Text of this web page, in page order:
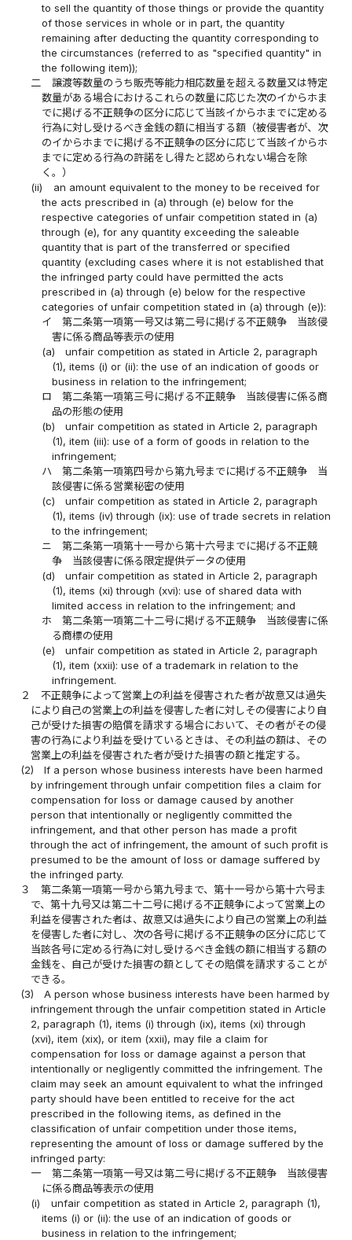
to sell the quantity of those things or provide the quantity
of those services in whole or in part, the quantity
remaining after deducting the quantity corresponding to
the circumstances (referred to as "specified quantity" in
the following item));
二
譲渡等数量のうち販売等能力相応数量を超える数量又は特定
数量がある場合におけるこれらの数量に応じた次のイからホま
でに掲げる不正競争の区分に応じて当該イからホまでに定める
行為に対し受けるべき金銭の額に相当する額（被侵害者が、次
のイからホまでに掲げる不正競争の区分に応じて当該イからホ
までに定める行為の許諾をし得たと認められない場合を除
く。）
(ii)
an amount equivalent to the money to be received for
the acts prescribed in (a) through (e) below for the
respective categories of unfair competition stated in (a)
through (e), for any quantity exceeding the saleable
quantity that is part of the transferred or specified
quantity (excluding cases where it is not established that
the infringed party could have permitted the acts
prescribed in (a) through (e) below for the respective
categories of unfair competition stated in (a) through (e)):
イ
第二条第一項第一号又は第二号に掲げる不正競争 当該侵
害に係る商品等表示の使用
(a)
unfair competition as stated in Article 2, paragraph
(1), items (i) or (ii): the use of an indication of goods or
business in relation to the infringement;
ロ
第二条第一項第三号に掲げる不正競争 当該侵害に係る商
品の形態の使用
(b)
unfair competition as stated in Article 2, paragraph
(1), item (iii): use of a form of goods in relation to the
infringement;
ハ
第二条第一項第四号から第九号までに掲げる不正競争 当
該侵害に係る営業秘密の使用
(c)
unfair competition as stated in Article 2, paragraph
(1), items (iv) through (ix): use of trade secrets in relation
to the infringement;
ニ
第二条第一項第十一号から第十六号までに掲げる不正競
争 当該侵害に係る限定提供データの使用
(d)
unfair competition as stated in Article 2, paragraph
(1), items (xi) through (xvi): use of shared data with
limited access in relation to the infringement; and
ホ
第二条第一項第二十二号に掲げる不正競争 当該侵害に係
る商標の使用
(e)
unfair competition as stated in Article 2, paragraph
(1), item (xxii): use of a trademark in relation to the
infringement.
２
不正競争によって営業上の利益を侵害された者が故意又は過失
により自己の営業上の利益を侵害した者に対しその侵害により自
己が受けた損害の賠償を請求する場合において、その者がその侵
害の行為により利益を受けているときは、その利益の額は、その
営業上の利益を侵害された者が受けた損害の額と推定する。
(2)
If a person whose business interests have been harmed
by infringement through unfair competition files a claim for
compensation for loss or damage caused by another
person that intentionally or negligently committed the
infringement, and that other person has made a profit
through the act of infringement, the amount of such profit is
presumed to be the amount of loss or damage suffered by
the infringed party.
３
第二条第一項第一号から第九号まで、第十一号から第十六号ま
で、第十九号又は第二十二号に掲げる不正競争によって営業上の
利益を侵害された者は、故意又は過失により自己の営業上の利益
を侵害した者に対し、次の各号に掲げる不正競争の区分に応じて
当該各号に定める行為に対し受けるべき金銭の額に相当する額の
金銭を、自己が受けた損害の額としてその賠償を請求することが
できる。
(3)
A person whose business interests have been harmed by
infringement through the unfair competition stated in Article
2, paragraph (1), items (i) through (ix), items (xi) through
(xvi), item (xix), or item (xxii), may file a claim for
compensation for loss or damage against a person that
intentionally or negligently committed the infringement. The
claim may seek an amount equivalent to what the infringed
party should have been entitled to receive for the act
prescribed in the following items, as defined in the
classification of unfair competition under those items,
representing the amount of loss or damage suffered by the
infringed party:
一
第二条第一項第一号又は第二号に掲げる不正競争 当該侵害
に係る商品等表示の使用
(i)
unfair competition as stated in Article 2, paragraph (1),
items (i) or (ii): the use of an indication of goods or
business in relation to the infringement;